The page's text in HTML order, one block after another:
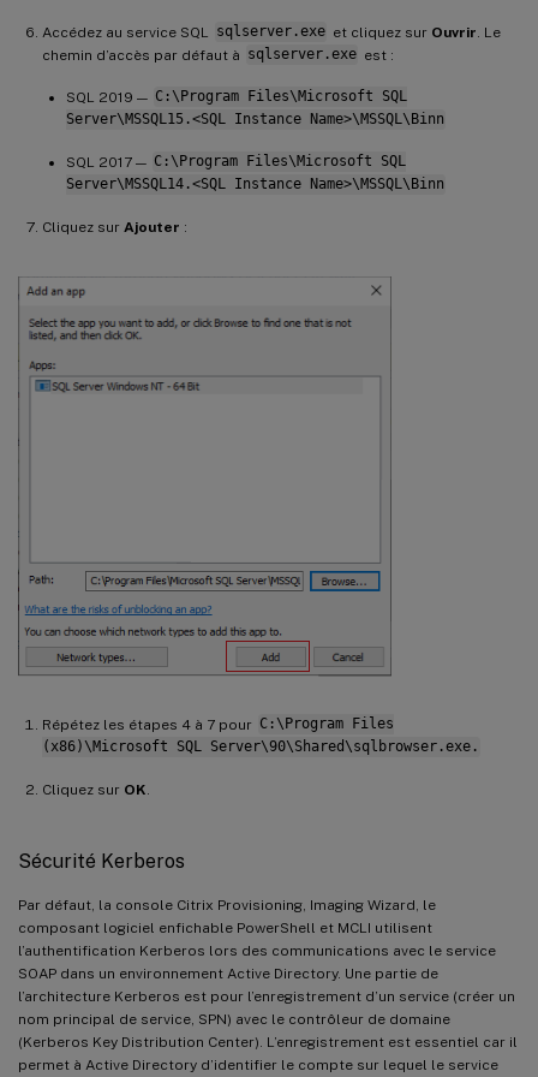
Accédez au service SQL sqlserver.exe et cliquez sur Ouvrir . Le
chemin d’accès par défaut à sqlserver.exe est :
SQL 2019 — C:\Program Files\Microsoft SQL
Server\MSSQL15.<SQL Instance Name>\MSSQL\Binn
SQL 2017 — C:\Program Files\Microsoft SQL
Server\MSSQL14.<SQL Instance Name>\MSSQL\Binn
Cliquez sur Ajouter :
Répétez les étapes 4 à 7 pour C:\Program Files
(x86)\Microsoft SQL Server\90\Shared\sqlbrowser.exe.
Cliquez sur OK
Sécurité Kerberos
Par défaut, la console Citrix Provisioning, Imaging Wizard, le
composant logiciel enfichable PowerShell et MCLI utilisent
l’authentification Kerberos lors des communications avec le service
SOAP dans un environnement Active Directory. Une partie de
l’architecture Kerberos est pour l’enregistrement d’un service (créer un
nom principal de service, SPN) avec le contrôleur de domaine
(Kerberos Key Distribution Center). L’enregistrement est essentiel car il
permet à Active Directory d’identifier le compte sur lequel le service